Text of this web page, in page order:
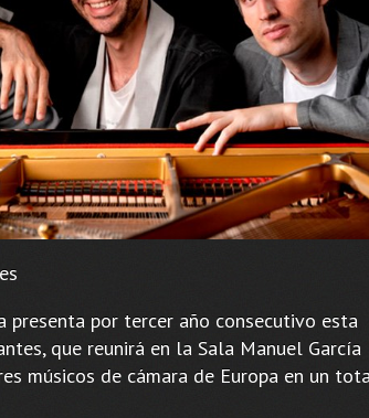
presenta por tercer año consecutivo esta
que reunirá en la Sala Manuel García
músicos de cámara de Europa en un